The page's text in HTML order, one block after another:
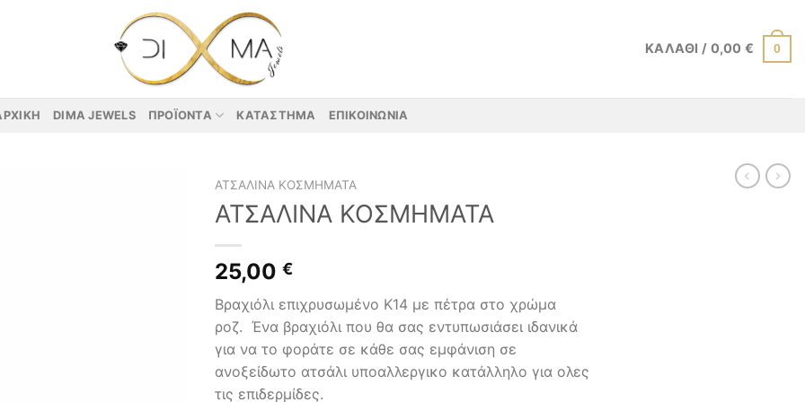
ΚΑΛΆΘΙ / 0,00€ 0
DIMA JEWELS ΠΡΟΪΌΝΤΑ ΚΑΤΆΣΤΗΜΑ ΕΠΙΚΟΙΝΩΝΊΑ
ΑΤΣΆΛΙΝΑ ΚΟΣΜΉΜΑΤΑ
ΑΤΣΑΛΙΝΑ ΚΟΣΜΗΜΑΤΑ
25,00 €
Βραχιόλι επιχρυσωμένο Κ14 με πέτρα στο χρώμα
ροζ. Ένα βραχιόλι που θα σας εντυπωσιάσει ιδανικά
για να το φοράτε σε κάθε σας εμφάνιση σε
ανοξείδωτο ατσάλι υποαλλεργικο κατάλληλο για ολες
τις επιδερμίδες.